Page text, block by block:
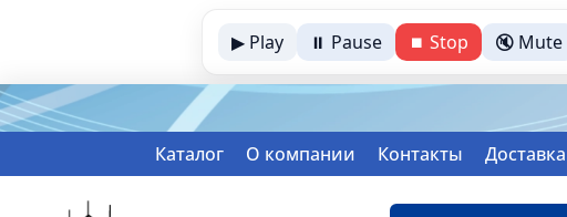
▶ Play ⏸ Pause ⏹ Stop 🔇 Mute
Каталог О компании Контакты Доставка